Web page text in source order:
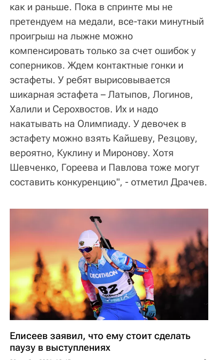
как и раньше. Пока в спринте мы не
претендуем на медали, все-таки минутный
проигрыш на лыжне можно
компенсировать только за счет ошибок у
соперников. Ждем контактные гонки и
эстафеты. У ребят вырисовывается
шикарная эстафета – Латыпов, Логинов,
Халили и Серохвостов. Их и надо
накатывать на Олимпиаду. У девочек в
эстафету можно взять Кайшеву, Резцову,
вероятно, Куклину и Миронову. Хотя
Шевченко, Гореева и Павлова тоже могут
составить конкуренцию", - отметил Драчев.
Елисеев заявил, что ему стоит сделать
паузу в выступлениях